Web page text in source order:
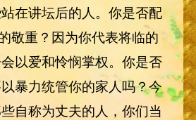
在讲坛后的人。你是否配
敬重？因为你代表将临的
以爱和怜悯掌权。你是否
暴力统管你的家人吗？今
自称为丈夫的人，你们当